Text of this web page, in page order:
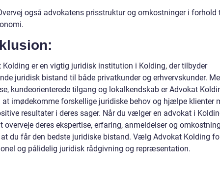
også advokatens prisstruktur og omkostninger i forhold
Kolding er en vigtig juridisk institution i Kolding, der tilbyder
juridisk bistand til både privatkunder og erhvervskunder.
kundeorienterede tilgang og lokalkendskab er Advokat
imødekomme forskellige juridiske behov og hjælpe klienter
resultater i deres sager. Når du vælger en advokat i
overveje deres ekspertise, erfaring, anmeldelser og
at du får den bedste juridiske bistand. Vælg Advokat Kolding
og pålidelig juridisk rådgivning og repræsentation.